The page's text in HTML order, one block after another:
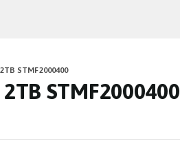
STMF2000400
STMF2000400